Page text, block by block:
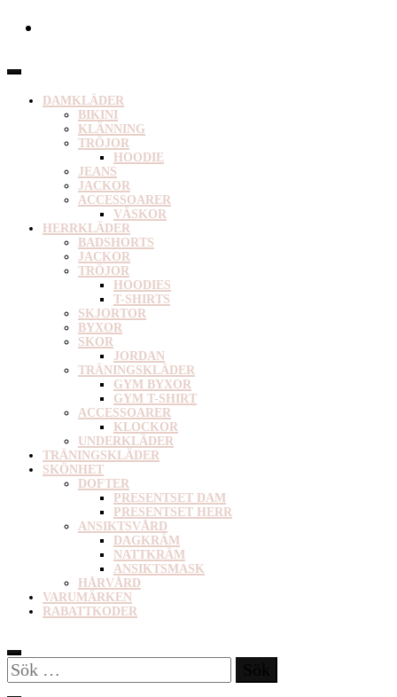
DAMKLÄDER
BIKINI
KLÄNNING
TRÖJOR
HOODIE
JEANS
JACKOR
ACCESSOARER
VÄSKOR
HERRKLÄDER
BADSHORTS
JACKOR
TRÖJOR
HOODIES
T-SHIRTS
SKJORTOR
BYXOR
SKOR
JORDAN
TRÄNINGSKLÄDER
GYM BYXOR
GYM T-SHIRT
ACCESSOARER
KLOCKOR
UNDERKLÄDER
TRÄNINGSKLÄDER
SKÖNHET
DOFTER
PRESENTSET DAM
PRESENTSET HERR
ANSIKTSVÅRD
DAGKRÄM
NATTKRÄM
ANSIKTSMASK
HÅRVÅRD
VARUMÄRKEN
RABATTKODER
Sök
efter: